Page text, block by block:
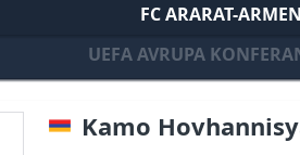
FC ARARAT-
UEFA AVRUPA
Kamo